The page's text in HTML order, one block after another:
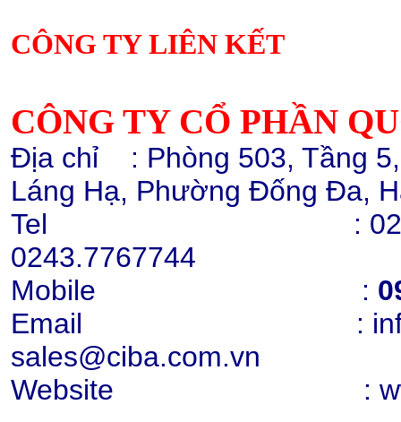
CÔNG TY LIÊN KẾT
CÔNG TY CỔ PHẦN
Địa chỉ
: Phòng 503, Tầng
Láng Hạ, Phường Đống Đa,
Tel :
0243.7767744
Mobile :
Email :
sales@ciba.com.vn
Website :